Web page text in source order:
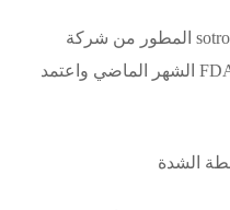
2- الدواء سوسترولفيماب sotrovimab المطور من شركة
GSK أخذ الموافقة الطارئة من FDA الشهر الماضي واعتمد
الشدة